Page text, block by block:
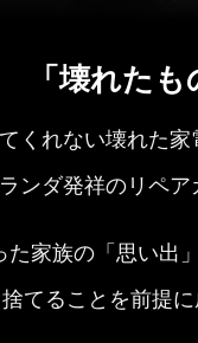
「壊れた
くれない壊れた
ンダ発祥のリペ
家族の「思い出
捨てることを前提